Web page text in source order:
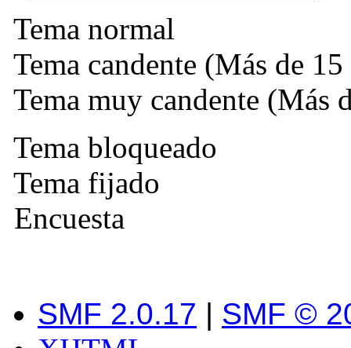
Tema normal
Tema candente (Más de 15
Tema muy candente (Más
Tema bloqueado
Tema fijado
Encuesta
SMF 2.0.17 | SMF ©